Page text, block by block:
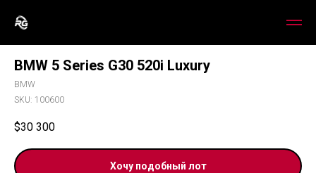
BMW 5 Series G30 520i Luxury
BMW
SKU: 100600
$30 300
Хочу подобный лот